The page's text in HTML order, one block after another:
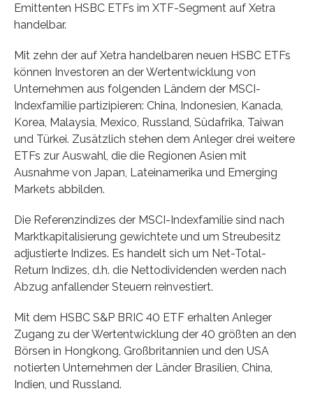
Emittenten HSBC ETFs im XTF-Segment auf Xetra
handelbar.
Mit zehn der auf Xetra handelbaren neuen HSBC ETFs
können Investoren an der Wertentwicklung von
Unternehmen aus folgenden Ländern der MSCI-
Indexfamilie partizipieren: China, Indonesien, Kanada,
Korea, Malaysia, Mexico, Russland, Südafrika, Taiwan
und Türkei. Zusätzlich stehen dem Anleger drei weitere
ETFs zur Auswahl, die die Regionen Asien mit
Ausnahme von Japan, Lateinamerika und Emerging
Markets abbilden.
Die Referenzindizes der MSCI-Indexfamilie sind nach
Marktkapitalisierung gewichtete und um Streubesitz
adjustierte Indizes. Es handelt sich um Net-Total-
Return Indizes, d.h. die Nettodividenden werden nach
Abzug anfallender Steuern reinvestiert.
Mit dem HSBC S&P BRIC 40 ETF erhalten Anleger
Zugang zu der Wertentwicklung der 40 größten an den
Börsen in Hongkong, Großbritannien und den USA
notierten Unternehmen der Länder Brasilien, China,
Indien, und Russland.